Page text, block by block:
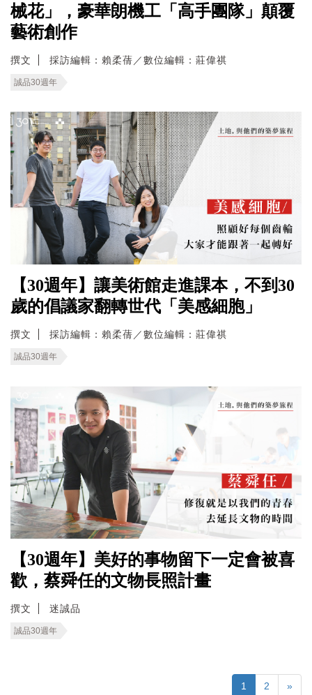
械花」，豪華朗機工「高手團隊」顛覆
藝術創作
撰文 採訪編輯：賴柔蒨／數位編輯：莊偉祺
誠品30週年
【30週年】讓美術館走進課本，不到30
歲的倡議家翻轉世代「美感細胞」
撰文 採訪編輯：賴柔蒨／數位編輯：莊偉祺
誠品30週年
【30週年】美好的事物留下一定會被喜
歡，蔡舜任的文物長照計畫
撰文 迷誠品
誠品30週年
1 2 »